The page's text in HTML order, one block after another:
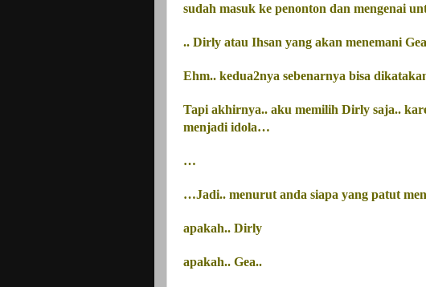
sudah masuk ke penonton dan mengenai
.. Dirly atau Ihsan yang akan menemani
Ehm.. kedua2nya sebenarnya bisa
Tapi akhirnya.. aku memilih Dirly saja..
menjadi idola…
…
…Jadi.. menurut anda siapa yang patut
apakah.. Dirly
apakah.. Gea..